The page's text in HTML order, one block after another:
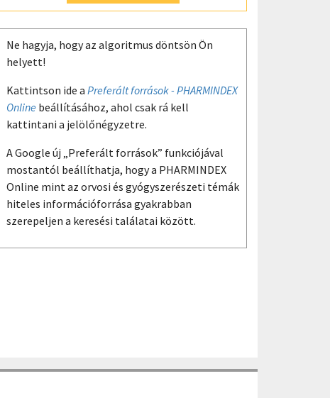
Ne hagyja, hogy az algoritmus döntsön Ön
helyett!
Kattintson ide a Preferált források - PHARMINDEX
Online beállításához, ahol csak rá kell
kattintani a jelölőnégyzetre.
A Google új „Preferált források” funkciójával
mostantól beállíthatja, hogy a PHARMINDEX
Online mint az orvosi és gyógyszerészeti témák
hiteles információforrása gyakrabban
szerepeljen a keresési találatai között.